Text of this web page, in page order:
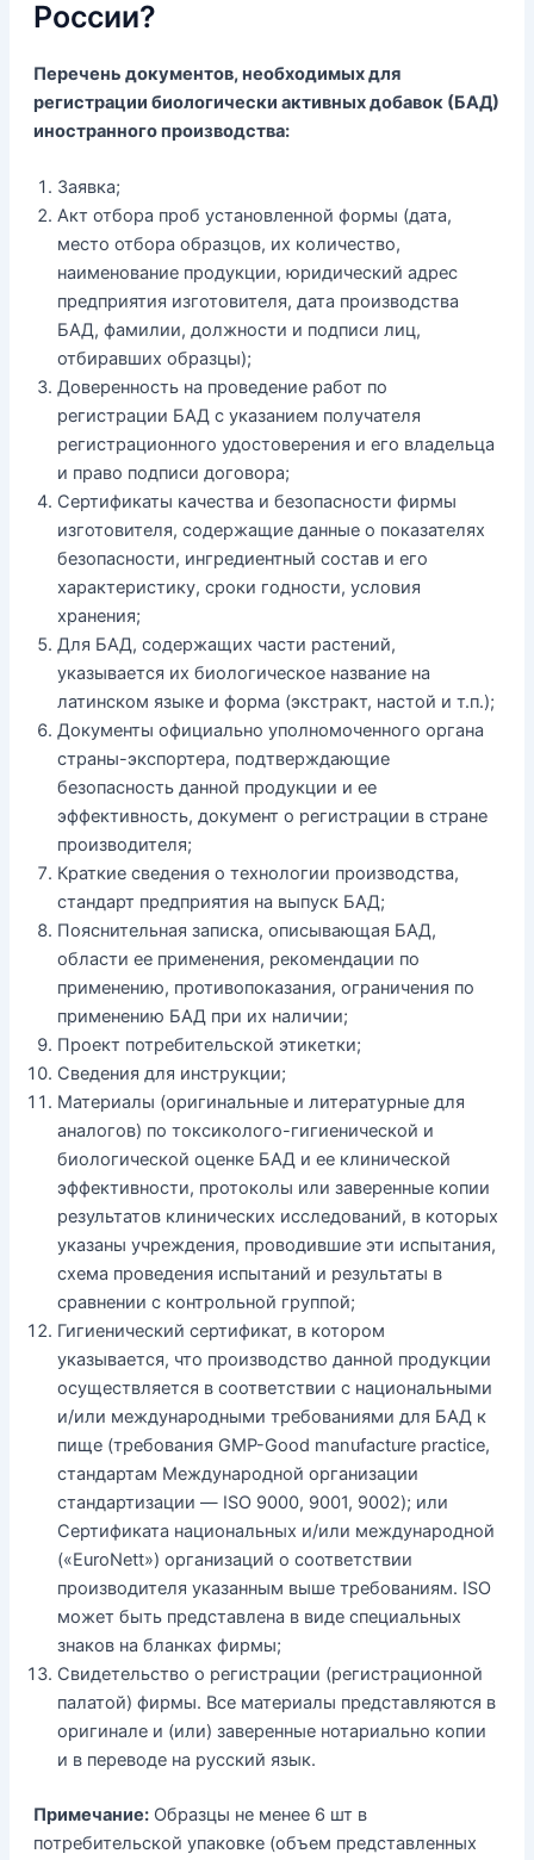
России?
Перечень документов, необходимых для
регистрации биологически активных добавок (БАД)
иностранного производства:
Заявка;
Акт отбора проб установленной формы (дата,
место отбора образцов, их количество,
наименование продукции, юридический адрес
предприятия изготовителя, дата производства
БАД, фамилии, должности и подписи лиц,
отбиравших образцы);
Доверенность на проведение работ по
регистрации БАД с указанием получателя
регистрационного удостоверения и его владельца
и право подписи договора;
Сертификаты качества и безопасности фирмы
изготовителя, содержащие данные о показателях
безопасности, ингредиентный состав и его
характеристику, сроки годности, условия
хранения;
Для БАД, содержащих части растений,
указывается их биологическое название на
латинском языке и форма (экстракт, настой и т.п.);
Документы официально уполномоченного органа
страны-экспортера, подтверждающие
безопасность данной продукции и ее
эффективность, документ о регистрации в стране
производителя;
Краткие сведения о технологии производства,
стандарт предприятия на выпуск БАД;
Пояснительная записка, описывающая БАД,
области ее применения, рекомендации по
применению, противопоказания, ограничения по
применению БАД при их наличии;
Проект потребительской этикетки;
Сведения для инструкции;
Материалы (оригинальные и литературные для
аналогов) по токсиколого-гигиенической и
биологической оценке БАД и ее клинической
эффективности, протоколы или заверенные копии
результатов клинических исследований, в которых
указаны учреждения, проводившие эти испытания,
схема проведения испытаний и результаты в
сравнении с контрольной группой;
Гигиенический сертификат, в котором
указывается, что производство данной продукции
осуществляется в соответствии с национальными
и/или международными требованиями для БАД к
пище (требования GMP-Good manufacture practice,
стандартам Международной организации
стандартизации — ISO 9000, 9001, 9002); или
Сертификата национальных и/или международной
(«EuroNett») организаций о соответствии
производителя указанным выше требованиям. ISO
может быть представлена в виде специальных
знаков на бланках фирмы;
Свидетельство о регистрации (регистрационной
палатой) фирмы. Все материалы представляются в
оригинале и (или) заверенные нотариально копии
и в переводе на русский язык.
Примечание:Образцы не менее 6 шт в
потребительской упаковке (объем представленных